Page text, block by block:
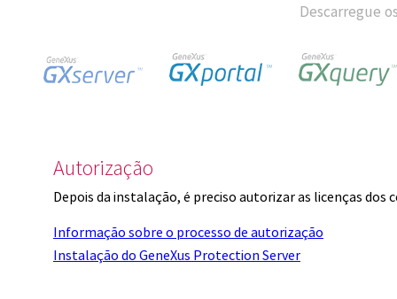
Descarregue
Autorização
Depois da instalação, é preciso autorizar as licenças dos
Informação sobre o processo de autorização
Instalação do GeneXus Protection Server